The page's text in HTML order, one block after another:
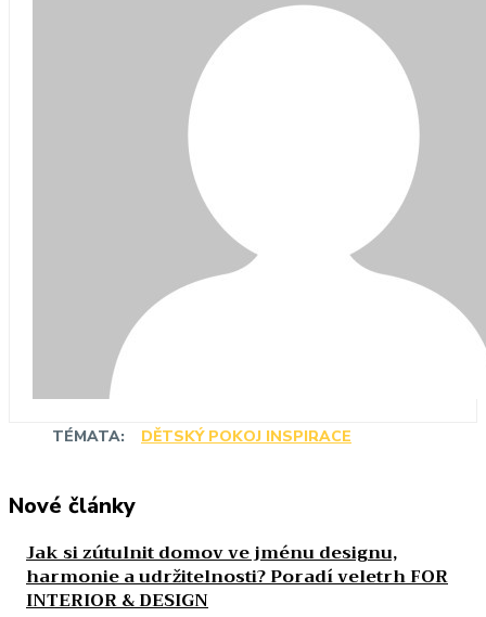
TÉMATA: DĚTSKÝ POKOJ INSPIRACE
Nové články
Jak si zútulnit domov ve jménu designu,
harmonie a udržitelnosti? Poradí veletrh FOR
INTERIOR & DESIGN